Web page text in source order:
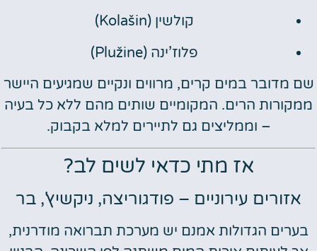
קולשין (Kolašin)
פלוז’ינה (Plužine)
שם מדובר במים קרים, מרווים ונקיים שמגיעים היישר
ממקורות הרים. המקומיים שותים מהם ללא כל בעיה
– וממליצים גם לתיירים למלא בקבוק.
אז מתי כדאי לשים לב?
אזורים עירוניים – פודגוריצה, ניקשיץ', בר
בערים הגדולות אמנם יש מערכת תברואה מודרנית,